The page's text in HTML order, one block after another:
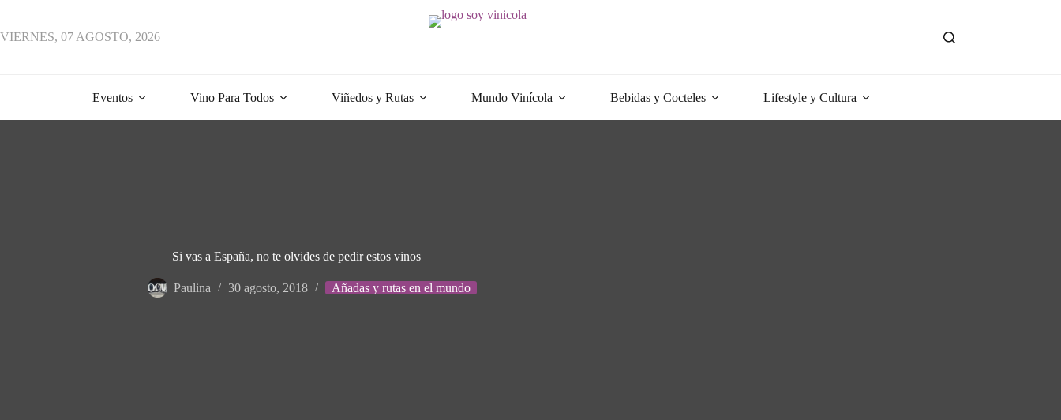
VIERNES, 07 AGOSTO, 2026
Eventos Vino Para Todos Viñedos y Rutas Mundo Vinícola Bebidas y Cocteles Lifestyle y Cultura
Si vas a España, no te olvides de pedir estos vinos
Paulina 30 agosto, 2018 Añadas y rutas en el mundo